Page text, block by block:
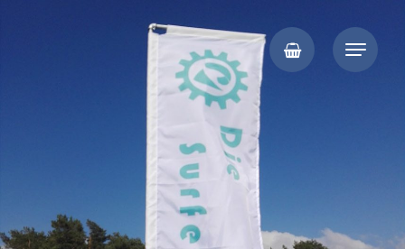
Die Surferei
Segelmacher auf Rügen, Kite- und Windsurf-Reparaturen, Vorzelte,
Planen, Persenninge